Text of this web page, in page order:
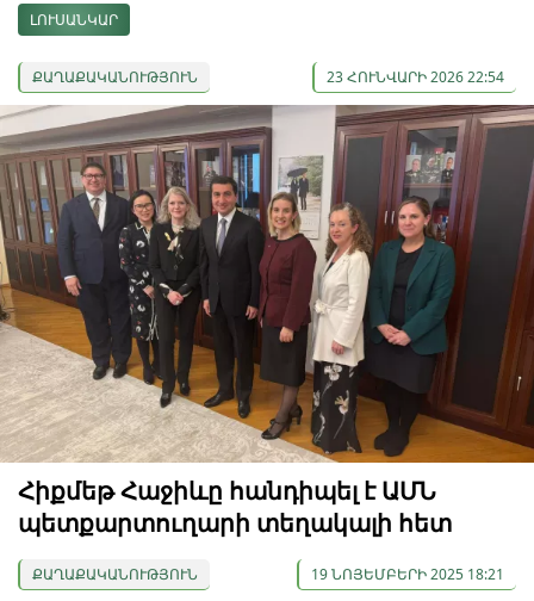
ԼՈՒՍԱՆԿԱՐ
ՔԱՂԱՔԱԿԱՆՈՒԹՅՈՒՆ 23 ՀՈՒՆՎԱՐԻ 2026 22:54
Հիքմեթ Հաջիևը հանդիպել է ԱՄՆ
պետքարտուղարի տեղակալի հետ
ՔԱՂԱՔԱԿԱՆՈՒԹՅՈՒՆ 19 ՆՈՅԵՄԲԵՐԻ 2025 18:21